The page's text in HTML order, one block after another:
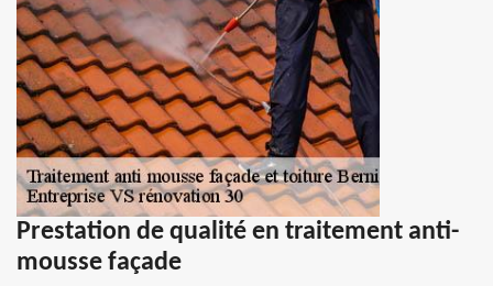
Prestation de qualité en traitement anti-
mousse façade